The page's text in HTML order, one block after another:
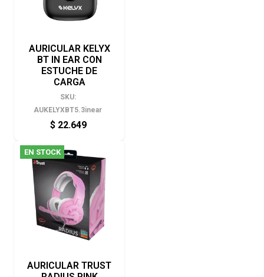
AURICULAR KELYX
BT IN EAR CON
ESTUCHE DE
CARGA
SKU:
AUKELYXBT5.3inear
$ 22.649
EN STOCK
AURICULAR TRUST